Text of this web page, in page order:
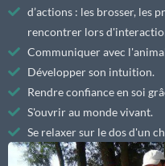
d’actions : les brosser, les
rencontrer lors
Communiquer avec
Développer son intuition.
Rendre confiance en soi
S'ouvrir au monde vivant.
Se relaxer sur le dos d'un